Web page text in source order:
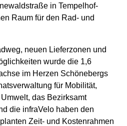
in Tempelhof-
Raum für den Rad- und
neuen Lieferzonen und
wurde die 1,6
im Herzen Schönebergs
für Mobilität,
das Bezirksamt
die infraVelo haben den
Zeit- und Kostenrahmen